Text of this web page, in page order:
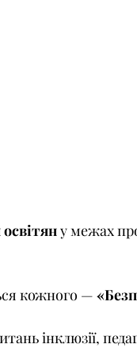
у межах
кожного —
інклюзії,